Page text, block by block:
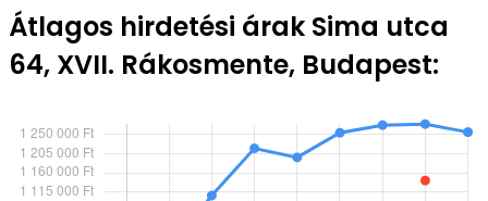
Átlagos hirdetési árak Sima utca
64, XVII. Rákosmente, Budapest: